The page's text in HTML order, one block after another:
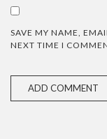
SAVE MY NAME,
NEXT TIME I